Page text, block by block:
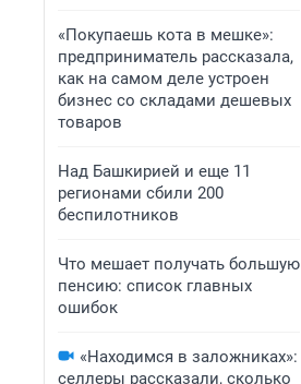
«Покупаешь кота в мешке»:
предприниматель рассказала,
как на самом деле устроен
бизнес со складами дешевых
товаров
Над Башкирией и еще 11
регионами сбили 200
беспилотников
Что мешает получать большую
пенсию: список главных
ошибок
«Находимся в заложниках»:
селлеры рассказали, сколько